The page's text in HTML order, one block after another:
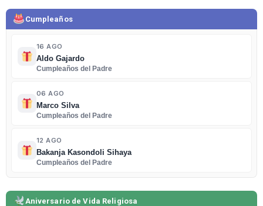
Cumpleaños
16 AGO
Aldo Gajardo
Cumpleaños del Padre
06 AGO
Marco Silva
Cumpleaños del Padre
12 AGO
Bakanja Kasondoli Sihaya
Cumpleaños del Padre
Aniversario de Vida Religiosa